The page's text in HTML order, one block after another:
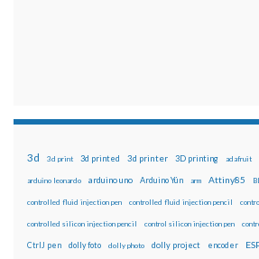
3d 3d print 3d printed 3d printer 3D printing adafruit
arduino leonardo arduino uno Arduino Yún arm Attiny85
controlled fluid injection pen controlled fluid injection pencil
controlled silicon injection pencil control silicon injection pen
CtrlJ pen dolly foto dolly photo dolly project encoder